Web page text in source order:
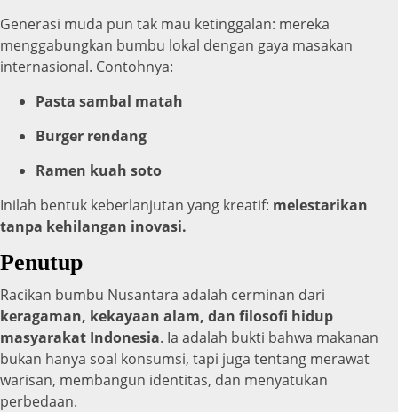
Generasi muda pun tak mau ketinggalan: mereka
menggabungkan bumbu lokal dengan gaya masakan
internasional. Contohnya:
Pasta sambal matah
Burger rendang
Ramen kuah soto
Inilah bentuk keberlanjutan yang kreatif: melestarikan
tanpa kehilangan inovasi.
Penutup
Racikan bumbu Nusantara adalah cerminan dari
keragaman, kekayaan alam, dan filosofi hidup
masyarakat Indonesia. Ia adalah bukti bahwa makanan
bukan hanya soal konsumsi, tapi juga tentang merawat
warisan, membangun identitas, dan menyatukan
perbedaan.